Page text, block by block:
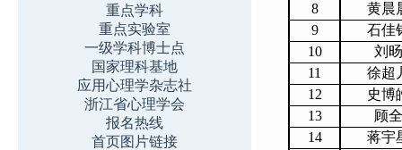
重点学科
重点实验室
一级学科博士点
国家理科基地
应用心理学杂志社
浙江省心理学会
报名热线
首页图片链接
8
黄晨
9
石佳
10
刘旸
11
徐超
12
史博
13
顾全
14
蒋宇